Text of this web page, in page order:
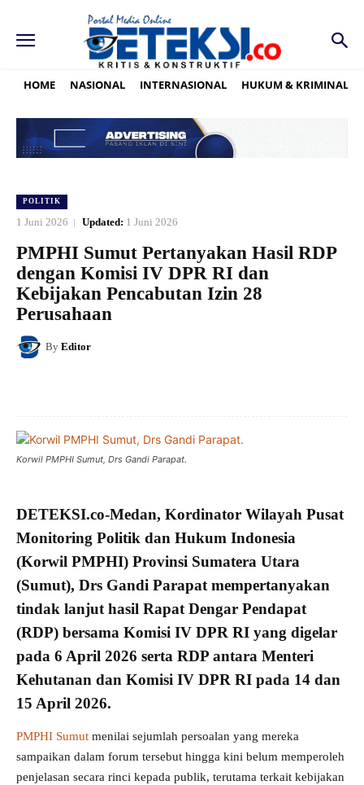
HOME NASIONAL INTERNASIONAL HUKUM & KRIMINAL
POLITIK
1 Juni 2026 Updated: 1 Juni 2026
PMPHI Sumut Pertanyakan Hasil RDP
dengan Komisi IV DPR RI dan
Kebijakan Pencabutan Izin 28
Perusahaan
By Editor
Korwil PMPHI Sumut, Drs Gandi Parapat.
DETEKSI.co-Medan, Kordinator Wilayah Pusat
Monitoring Politik dan Hukum Indonesia
(Korwil PMPHI) Provinsi Sumatera Utara
(Sumut), Drs Gandi Parapat mempertanyakan
tindak lanjut hasil Rapat Dengar Pendapat
(RDP) bersama Komisi IV DPR RI yang digelar
pada 6 April 2026 serta RDP antara Menteri
Kehutanan dan Komisi IV DPR RI pada 14 dan
15 April 2026.
PMPHI Sumut menilai sejumlah persoalan yang mereka
sampaikan dalam forum tersebut hingga kini belum memperoleh
penjelasan secara rinci kepada publik, terutama terkait kebijakan